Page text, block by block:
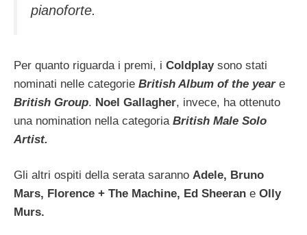
pianoforte.
Per quanto riguarda i premi, i Coldplaysono stati
nominati nelle categorie British Album of the yeare
British Group. Noel Gallagher, invece, ha ottenuto
una nomination nella categoria British Male Solo
Artist.
Gli altri ospiti della serata saranno Adele, Bruno
Mars, Florence + The Machine, Ed Sheeran e Olly
Murs.